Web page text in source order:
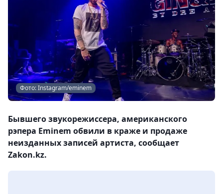
Фото: Instagram/eminem
Бывшего звукорежиссера, американского
рэпера Eminem обвили в краже и продаже
неизданных записей артиста, сообщает
Zakon.kz.